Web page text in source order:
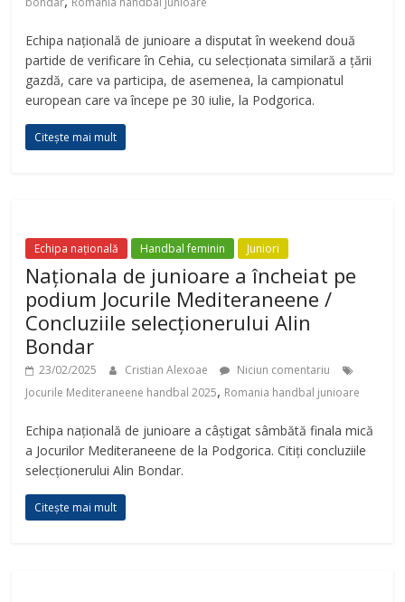
i
d
e
Echipa națională de junioare a disputat în weekend două
partide de verificare în Cehia, cu selecționata similară a țării
gazdă, care va participa, de asemenea, la campionatul
european care va începe pe 30 iulie, la Podgorica.
Citește mai mult
Echipa națională Handbal feminin Juniori
Naționala de junioare a încheiat pe
podium Jocurile Mediteraneene /
Concluziile selecționerului Alin
Bondar
23/02/2025 Cristian Alexoae
Niciun comentariu
Jocurile Mediteraneene handbal 2025, Romania handbal junioare
Echipa națională de junioare a câștigat sâmbătă finala mică
a Jocurilor Mediteraneene de la Podgorica. Citiți concluziile
selecționerului Alin Bondar.
Citește mai mult